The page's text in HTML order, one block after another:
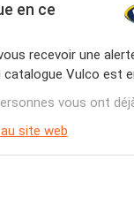
en ce
recevoir une
catalogue Vulco est
vous ont
site web